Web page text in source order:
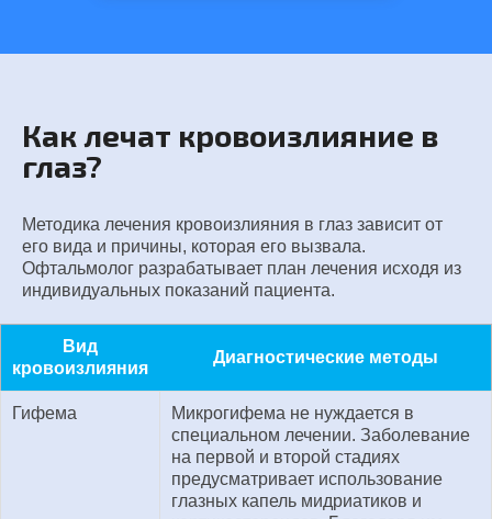
Как лечат кровоизлияние в
глаз?
Методика лечения кровоизлияния в глаз зависит от
его вида и причины, которая его вызвала.
Офтальмолог разрабатывает план лечения исходя из
индивидуальных показаний пациента.
Вид
кровоизлияния
Диагностические методы
Гифема
Микрогифема не нуждается в
специальном лечении. Заболевание
на первой и второй стадиях
предусматривает использование
глазных капель мидриатиков и